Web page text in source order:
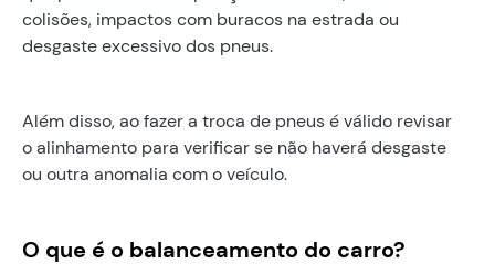
colisões, impactos com buracos na estrada ou
desgaste excessivo dos pneus.
Além disso, ao fazer a troca de pneus é válido revisar
o alinhamento para verificar se não haverá desgaste
ou outra anomalia com o veículo.
O que é o balanceamento do carro?